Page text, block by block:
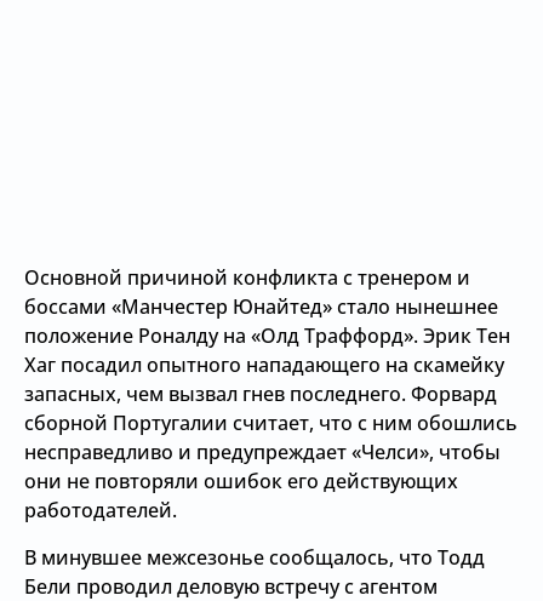
Основной причиной конфликта с тренером и
боссами «Манчестер Юнайтед» стало нынешнее
положение Роналду на «Олд Траффорд». Эрик Тен
Хаг посадил опытного нападающего на скамейку
запасных, чем вызвал гнев последнего. Форвард
сборной Португалии считает, что с ним обошлись
несправедливо и предупреждает «Челси», чтобы
они не повторяли ошибок его действующих
работодателей.
В минувшее межсезонье сообщалось, что Тодд
Бели проводил деловую встречу с агентом